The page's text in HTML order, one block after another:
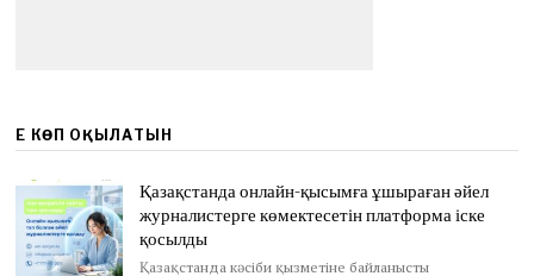
ЕҢ КӨП ОҚЫЛАТЫН
Қазақстанда онлайн-қысымға ұшыраған әйел
журналистерге көмектесетін платформа іске
қосылды
Қазақстанда кәсіби қызметіне байланысты